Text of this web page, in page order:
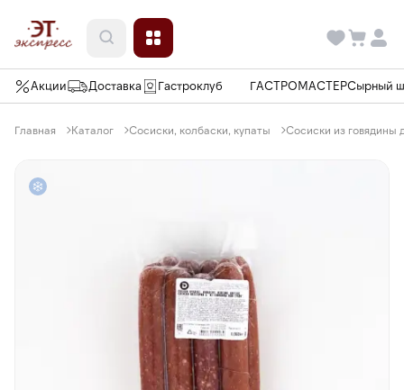
Акции Доставка Гастроклуб ГАСТРОМАСТЕРСырный
Главная Каталог Сосиски, колбаски, купаты Сосиски из говядины